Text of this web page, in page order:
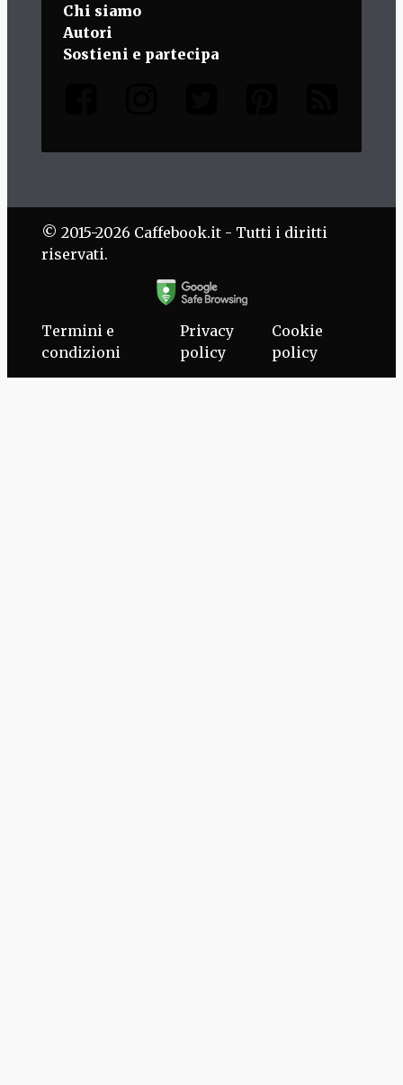
Chi siamo
Autori
Sostieni e partecipa
© 2015-2026 Caffebook.it - Tutti i diritti
riservati.
Termini e
condizioni
Privacy
policy
Cookie
policy